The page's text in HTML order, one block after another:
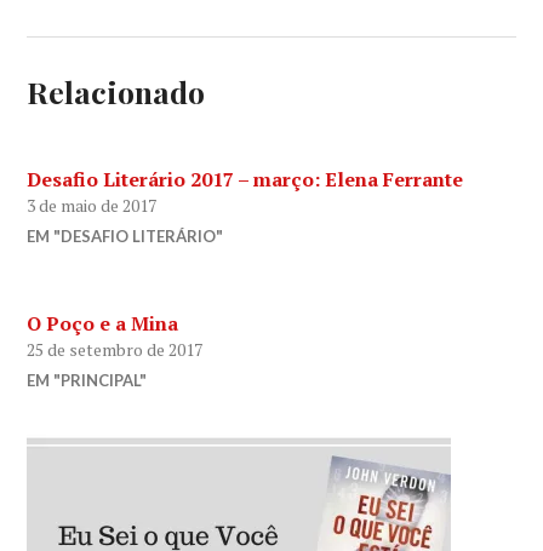
Relacionado
Desafio Literário 2017 – março: Elena Ferrante
3 de maio de 2017
EM "DESAFIO LITERÁRIO"
O Poço e a Mina
25 de setembro de 2017
EM "PRINCIPAL"